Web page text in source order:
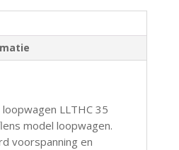
LLTHC 35
model loopwagen.
voorspanning en